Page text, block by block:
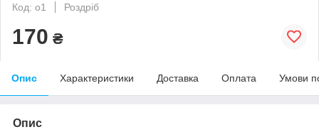
Код: o1
Роздріб
170 ₴
Опис Характеристики Доставка Оплата Умови
Опис